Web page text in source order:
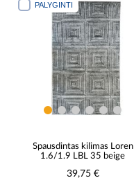
PALYGINTI
Spausdintas kilimas Loren
1.6/1.9 LBL 35 beige
39,75 €